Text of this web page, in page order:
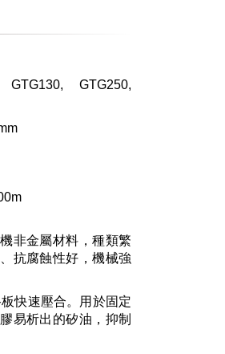
GTG250,
非金屬材料，種類繁
抗腐蝕性好，機械強
快速壓合。用於固定
易析出的矽油，抑制